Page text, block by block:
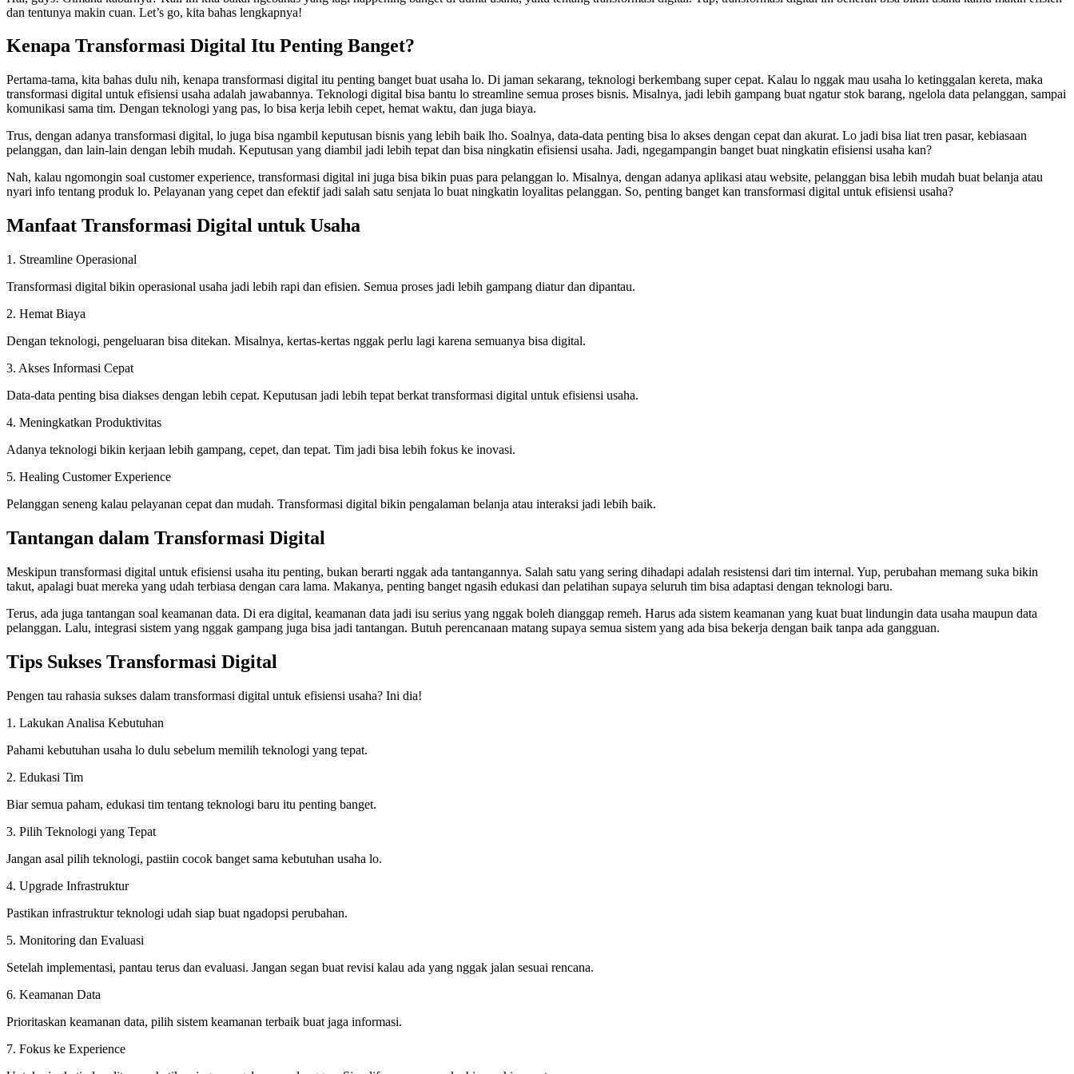
dan tentunya makin cuan. Let’s go, kita bahas lengkapnya!
Kenapa Transformasi Digital Itu Penting Banget?
Pertama-tama, kita bahas dulu nih, kenapa transformasi digital itu penting banget buat usaha lo. Di jaman sekarang, teknologi berkembang super cepat. Kalau lo nggak mau usaha lo ketinggalan kereta, maka
transformasi digital untuk efisiensi usaha adalah jawabannya. Teknologi digital bisa bantu lo streamline semua proses bisnis. Misalnya, jadi lebih gampang buat ngatur stok barang, ngelola data pelanggan, sampai
komunikasi sama tim. Dengan teknologi yang pas, lo bisa kerja lebih cepet, hemat waktu, dan juga biaya.
Trus, dengan adanya transformasi digital, lo juga bisa ngambil keputusan bisnis yang lebih baik lho. Soalnya, data-data penting bisa lo akses dengan cepat dan akurat. Lo jadi bisa liat tren pasar, kebiasaan
pelanggan, dan lain-lain dengan lebih mudah. Keputusan yang diambil jadi lebih tepat dan bisa ningkatin efisiensi usaha. Jadi, ngegampangin banget buat ningkatin efisiensi usaha kan?
Nah, kalau ngomongin soal customer experience, transformasi digital ini juga bisa bikin puas para pelanggan lo. Misalnya, dengan adanya aplikasi atau website, pelanggan bisa lebih mudah buat belanja atau
nyari info tentang produk lo. Pelayanan yang cepet dan efektif jadi salah satu senjata lo buat ningkatin loyalitas pelanggan. So, penting banget kan transformasi digital untuk efisiensi usaha?
Manfaat Transformasi Digital untuk Usaha
1. Streamline Operasional
Transformasi digital bikin operasional usaha jadi lebih rapi dan efisien. Semua proses jadi lebih gampang diatur dan dipantau.
2. Hemat Biaya
Dengan teknologi, pengeluaran bisa ditekan. Misalnya, kertas-kertas nggak perlu lagi karena semuanya bisa digital.
3. Akses Informasi Cepat
Data-data penting bisa diakses dengan lebih cepat. Keputusan jadi lebih tepat berkat transformasi digital untuk efisiensi usaha.
4. Meningkatkan Produktivitas
Adanya teknologi bikin kerjaan lebih gampang, cepet, dan tepat. Tim jadi bisa lebih fokus ke inovasi.
5. Healing Customer Experience
Pelanggan seneng kalau pelayanan cepat dan mudah. Transformasi digital bikin pengalaman belanja atau interaksi jadi lebih baik.
Tantangan dalam Transformasi Digital
Meskipun transformasi digital untuk efisiensi usaha itu penting, bukan berarti nggak ada tantangannya. Salah satu yang sering dihadapi adalah resistensi dari tim internal. Yup, perubahan memang suka bikin
takut, apalagi buat mereka yang udah terbiasa dengan cara lama. Makanya, penting banget ngasih edukasi dan pelatihan supaya seluruh tim bisa adaptasi dengan teknologi baru.
Terus, ada juga tantangan soal keamanan data. Di era digital, keamanan data jadi isu serius yang nggak boleh dianggap remeh. Harus ada sistem keamanan yang kuat buat lindungin data usaha maupun data
pelanggan. Lalu, integrasi sistem yang nggak gampang juga bisa jadi tantangan. Butuh perencanaan matang supaya semua sistem yang ada bisa bekerja dengan baik tanpa ada gangguan.
Tips Sukses Transformasi Digital
Pengen tau rahasia sukses dalam transformasi digital untuk efisiensi usaha? Ini dia!
1. Lakukan Analisa Kebutuhan
Pahami kebutuhan usaha lo dulu sebelum memilih teknologi yang tepat.
2. Edukasi Tim
Biar semua paham, edukasi tim tentang teknologi baru itu penting banget.
3. Pilih Teknologi yang Tepat
Jangan asal pilih teknologi, pastiin cocok banget sama kebutuhan usaha lo.
4. Upgrade Infrastruktur
Pastikan infrastruktur teknologi udah siap buat ngadopsi perubahan.
5. Monitoring dan Evaluasi
Setelah implementasi, pantau terus dan evaluasi. Jangan segan buat revisi kalau ada yang nggak jalan sesuai rencana.
6. Keamanan Data
Prioritaskan keamanan data, pilih sistem keamanan terbaik buat jaga informasi.
7. Fokus ke Experience